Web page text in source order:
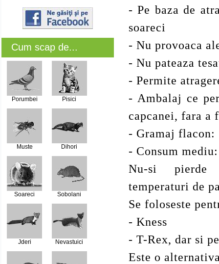
Cum scap de...
Porumbei Pisici
Muste Dihori
Soareci Sobolani
Jderi Nevastuici
- Pe baza de
soareci
- Nu provoaca
- Nu pateaza
- Permite
- Ambalaj ce
capcanei, fara a
- Gramaj flacon:
- Consum
Nu-si pierde
temperaturi de
Se foloseste
- Kness
- T-Rex, dar si
Este o